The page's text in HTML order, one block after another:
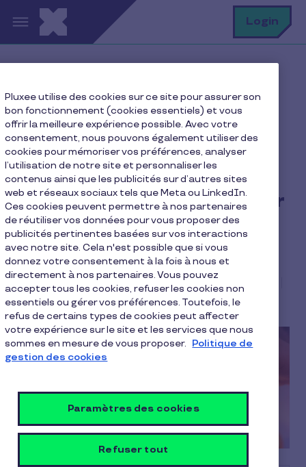
Aller au contenu principal Login
Nos conseils
Nos 7 coups de cœur pour un dîner en tête-à-tête
réussi
Nos 7 coups de cœur pour
un dîner en tête-à-tête
réussi
La rédaction Pluxee
4 min de lecture
23.01.2026
Pluxee utilise des cookies sur ce site pour assurer son
bon fonctionnement (cookies essentiels) et vous
offrir la meilleure expérience possible. Avec votre
consentement, nous pouvons également utiliser des
cookies pour mémoriser vos préférences, analyser
l’utilisation de notre site et personnaliser les
contenus ainsi que les publicités sur d’autres sites
web et réseaux sociaux tels que Meta ou LinkedIn.
Ces cookies peuvent permettre à nos partenaires
de réutiliser vos données pour vous proposer des
publicités pertinentes basées sur vos interactions
avec notre site. Cela n'est possible que si vous
donnez votre consentement à la fois à nous et
directement à nos partenaires. Vous pouvez
accepter tous les cookies, refuser les cookies non
essentiels ou gérer vos préférences. Toutefois, le
refus de certains types de cookies peut affecter
votre expérience sur le site et les services que nous
sommes en mesure de vous proposer. Politique de
gestion des cookies
Paramètres des cookies
Refuser tout